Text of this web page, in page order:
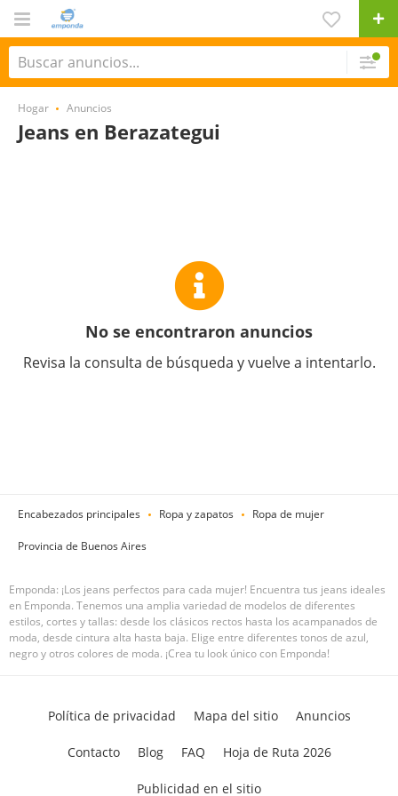
Hogar Anuncios
Jeans en Berazategui
No se encontraron anuncios
Revisa la consulta de búsqueda y vuelve a intentarlo.
Encabezados principales Ropa y zapatos Ropa de mujer
Provincia de Buenos Aires
Emponda: ¡Los jeans perfectos para cada mujer! Encuentra tus jeans ideales
en Emponda. Tenemos una amplia variedad de modelos de diferentes
estilos, cortes y tallas: desde los clásicos rectos hasta los acampanados de
moda, desde cintura alta hasta baja. Elige entre diferentes tonos de azul,
negro y otros colores de moda. ¡Crea tu look único con Emponda!
Política de privacidad Mapa del sitio Anuncios
Contacto Blog FAQ Hoja de Ruta 2026
Publicidad en el sitio